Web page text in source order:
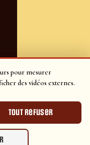
pour mesurer
des vidéos externes.
Tout refuser